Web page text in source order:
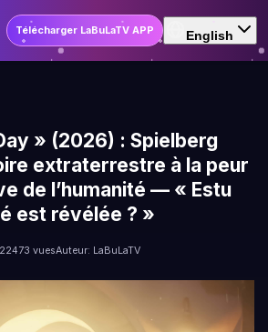
Télécharger LaBuLaTV APP English
» (2026) : Spielberg
extraterrestre à la peur
de l’humanité — « Estu
est révélée ? »
473 vuesAuteur: LaBuLaTV